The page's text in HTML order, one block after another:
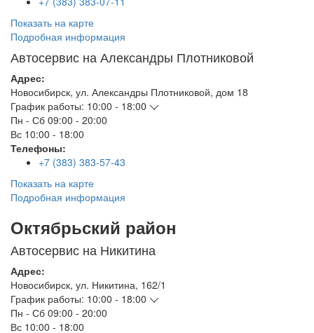
Показать на карте
Подробная информация
Автосервис на Александры Плотниковой
Адрес:
Новосибирск, ул. Александры Плотниковой, дом 18
График работы: 10:00 - 18:00
Пн - Сб 09:00 - 20:00
Вс 10:00 - 18:00
Телефоны:
+7 (383) 383-57-43
Показать на карте
Подробная информация
Октябрьский район
Автосервис на Никитина
Адрес:
Новосибирск, ул. Никитина, 162/1
График работы: 10:00 - 18:00
Пн - Сб 09:00 - 20:00
Вс 10:00 - 18:00